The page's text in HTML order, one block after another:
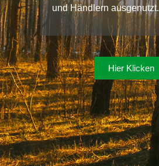
und Händlern ausgenutzt.
Hier Klicken